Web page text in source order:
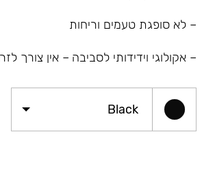
– לא סופגת טעמים וריחות
– אקולוגי וידידותי לסביבה – אין
Black